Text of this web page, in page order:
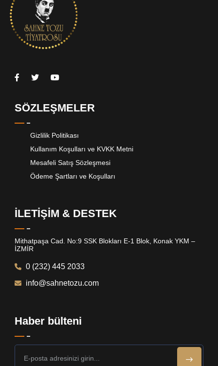
SÖZLEŞMELER
Gizlilik Politikası
Kullanım Koşulları ve KVKK Metni
Mesafeli Satış Sözleşmesi
Ödeme Şartları ve Koşulları
İLETİŞİM & DESTEK
Mithatpaşa Cad. No:9 SSK Blokları E-1 Blok, Konak YKM –
İZMİR
0 (232) 445 2033
info@sahnetozu.com
Haber bülteni